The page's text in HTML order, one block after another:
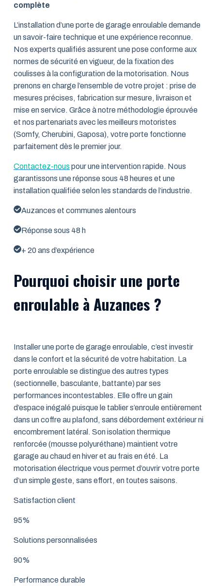
complète
L’installation d’une porte de garage enroulable demande
un savoir-faire technique et une expérience reconnue.
Nos experts qualifiés assurent une pose conforme aux
normes de sécurité en vigueur, de la fixation des
coulisses à la configuration de la motorisation. Nous
prenons en charge l’ensemble de votre projet : prise de
mesures précises, fabrication sur mesure, livraison et
mise en service. Grâce à notre méthodologie éprouvée
et nos partenariats avec les meilleurs motoristes
(Somfy, Cherubini, Gaposa), votre porte fonctionne
parfaitement dès le premier jour.
Contactez-nous pour une intervention rapide. Nous
garantissons une réponse sous 48 heures et une
installation qualifiée selon les standards de l’industrie.
Auzances et communes alentours
Réponse sous 48 h
+ 20 ans d’expérience
Pourquoi choisir une porte
enroulable à Auzances ?
Installer une porte de garage enroulable, c’est investir
dans le confort et la sécurité de votre habitation. La
porte enroulable se distingue des autres types
(sectionnelle, basculante, battante) par ses
performances incontestables. Elle offre un gain
d’espace inégalé puisque le tablier s’enroule entièrement
dans un coffre au plafond, sans débordement extérieur ni
encombrement latéral. Son isolation thermique
renforcée (mousse polyuréthane) maintient votre
garage au chaud en hiver et au frais en été. La
motorisation électrique vous permet d’ouvrir votre porte
d’un simple geste, sans effort, en toutes saisons.
Satisfaction client
95%
Solutions personnalisées
90%
Performance durable